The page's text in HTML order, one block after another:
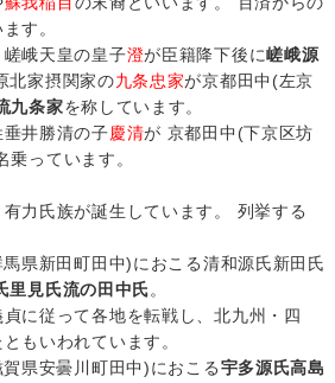
す。
峨天皇の皇子澄が臣籍降下後に嵯峨源
北家摂関家の九条忠家が京都田中(左京
九条家を称しています。
井勝清の子慶清が 京都田中(下京区坊
乗っています。
力氏族が誕生しています。 列挙する
県新田町田中)におこる清和源氏新田氏
里見氏流の田中氏。
に従って各地を転戦し、北九州・四
もいわれています。
県安曇川町田中)におこる宇多源氏高島